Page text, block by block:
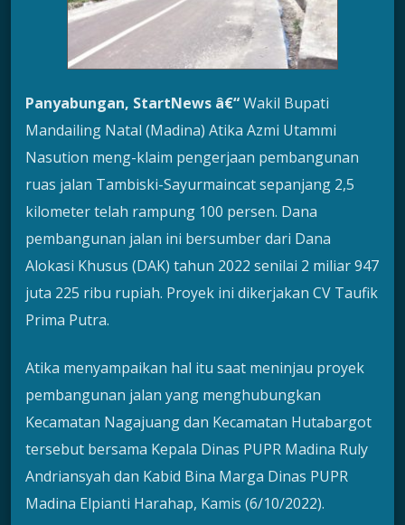
Panyabungan, StartNews â€“Wakil Bupati
Mandailing Natal (Madina) Atika Azmi Utammi
Nasution meng-klaim pengerjaan pembangunan
ruas jalan Tambiski-Sayurmaincat sepanjang 2,5
kilometer telah rampung 100 persen. Dana
pembangunan jalan ini bersumber dari Dana
Alokasi Khusus (DAK) tahun 2022 senilai 2 miliar 947
juta 225 ribu rupiah. Proyek ini dikerjakan CV Taufik
Prima Putra.
Atika menyampaikan hal itu saat meninjau proyek
pembangunan jalan yang menghubungkan
Kecamatan Nagajuang dan Kecamatan Hutabargot
tersebut bersama Kepala Dinas PUPR Madina Ruly
Andriansyah dan Kabid Bina Marga Dinas PUPR
Madina Elpianti Harahap, Kamis (6/10/2022).